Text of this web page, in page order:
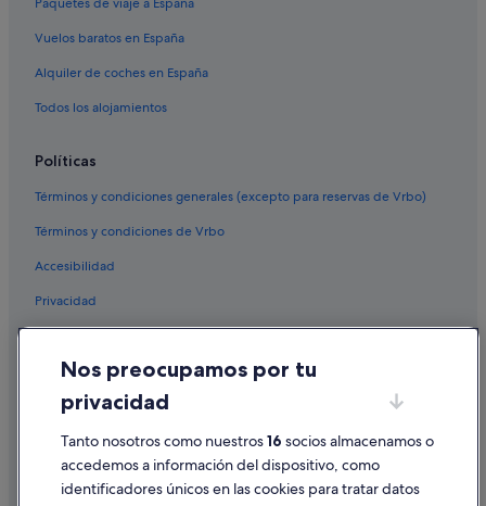
Vuelos baratos en España
Alquiler de coches en España
Todos los alojamientos
Políticas
Términos y condiciones generales (excepto para reservas de Vrbo)
Términos y condiciones de Vrbo
Accesibilidad
Privacidad
Cookies
Condiciones de uso
Información legal/contacto
Pautas sobre el contenido y cómo denunciar contenido
Ayuda
Nos preocupamos por tu
privacidad
Tanto nosotros como nuestros16 socios almacenamos o
accedemos a información del dispositivo, como
identificadores únicos en las cookies para tratar datos